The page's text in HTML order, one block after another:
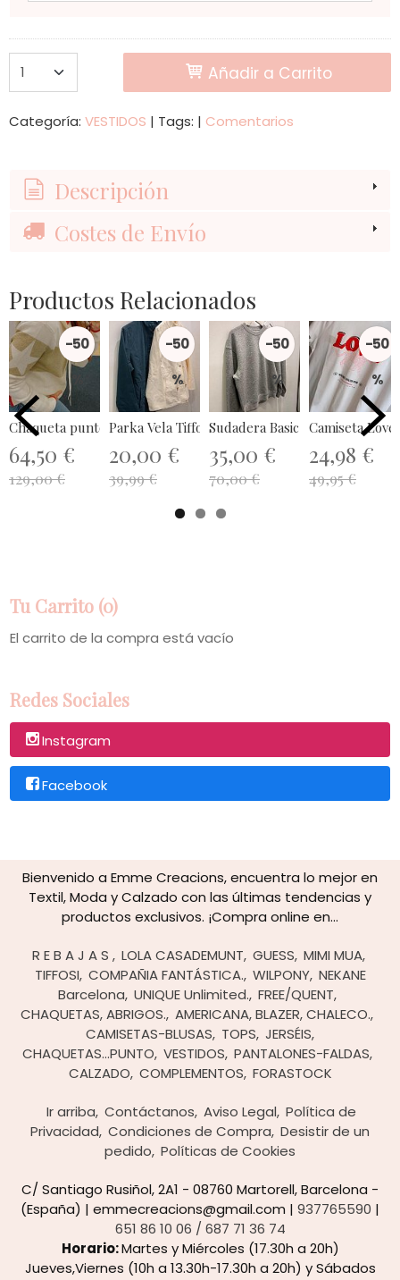
Tu Carrito (0)
El carrito de la compra está vacío
Redes Sociales
Instagram
Facebook
Añadir a Carrito
Categoría: VESTIDOS | Tags: | Comentarios
Descripción
Costes de Envío
Productos Relacionados
-50
%
Chaqueta punto capucha GOLD Lola...
64,50 €
129,00 €
-50
%
Parka Vela Tiffosi.
20,00 €
39,99 €
-50
%
Sudadera Basic Gris Guess.
35,00 €
70,00 €
-50
%
Camiseta
24,98 €
49,95 €
Bienvenido a Emme Creacions, encuentra lo mejor en
Textil, Moda y Calzado con las últimas tendencias y
productos exclusivos. ¡Compra online en...
R E B A J A S LOLA CASADEMUNT GUESS MIMI MUA
TIFFOSI COMPAÑIA FANTÁSTICA. WILPONY NEKANE
Barcelona UNIQUE Unlimited. FREE/QUENT
CHAQUETAS, ABRIGOS. AMERICANA, BLAZER, CHALECO.
CAMISETAS-BLUSAS TOPS JERSÉIS,
CHAQUETAS...PUNTO VESTIDOS PANTALONES-FALDAS
CALZADO COMPLEMENTOS FORASTOCK
Ir arriba Contáctanos Aviso Legal Política de
Privacidad Condiciones de Compra Desistir de un
pedido Políticas de Cookies
C/ Santiago Rusiñol, 2A1 - 08760 Martorell, Barcelona -
(España) | emmecreacions@gmail.com | 937765590 |
651 86 10 06 / 687 71 36 74
Horario:Martes y Miércoles (17.30h a 20h)
Jueves,Viernes (10h a 13.30h-17.30h a 20h) y Sábados